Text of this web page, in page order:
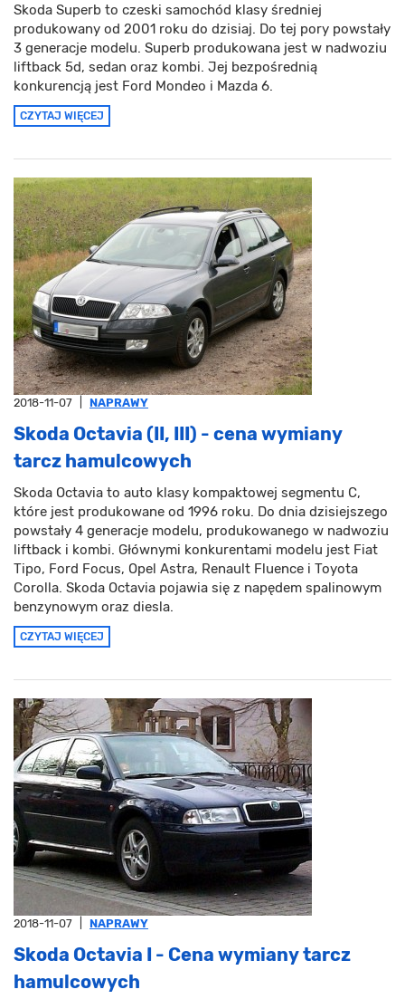
Skoda Superb to czeski samochód klasy średniej
produkowany od 2001 roku do dzisiaj. Do tej pory powstały
3 generacje modelu. Superb produkowana jest w nadwoziu
liftback 5d, sedan oraz kombi. Jej bezpośrednią
konkurencją jest Ford Mondeo i Mazda 6.
CZYTAJ WIĘCEJ
2018-11-07 NAPRAWY
Skoda Octavia (II, III) - cena wymiany
tarcz hamulcowych
Skoda Octavia to auto klasy kompaktowej segmentu C,
które jest produkowane od 1996 roku. Do dnia dzisiejszego
powstały 4 generacje modelu, produkowanego w nadwoziu
liftback i kombi. Głównymi konkurentami modelu jest Fiat
Tipo, Ford Focus, Opel Astra, Renault Fluence i Toyota
Corolla. Skoda Octavia pojawia się z napędem spalinowym
benzynowym oraz diesla.
CZYTAJ WIĘCEJ
2018-11-07 NAPRAWY
Skoda Octavia I - Cena wymiany tarcz
hamulcowych